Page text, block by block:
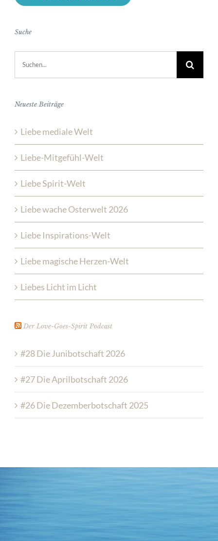
Suche
Neueste Beiträge
Liebe mediale Welt
Liebe-Mitgefühl-Welt
Liebe Spirit-Welt
Liebe wache Osterwelt 2026
Liebe Inspirations-Welt
Liebe magische Herzen-Welt
Liebes Licht im Licht
Der Love-Goes-Spirit Podcast
#28 Die Junibotschaft 2026
#27 Die Aprilbotschaft 2026
#26 Die Dezemberbotschaft 2025